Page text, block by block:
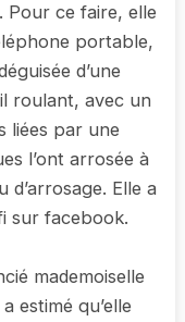
Pour ce faire, elle
portable,
d’une
roulant, avec un
liées par une
l’ont arrosée à
d’arrosage. Elle a
sur facebook.
mademoiselle
estimé qu’elle